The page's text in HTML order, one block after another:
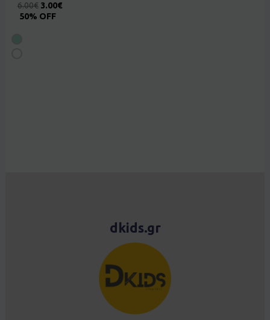
6.00€ 3.00€
50% OFF
dkids.gr